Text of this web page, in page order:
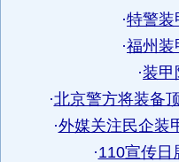
·特警装
·福州装
·装甲
·北京警方将装备
·外媒关注民企装
·110宣传日